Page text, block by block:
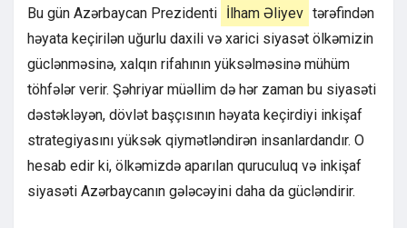
Bu gün Azərbaycan Prezidenti İlham Əliyev tərəfindən
həyata keçirilən uğurlu daxili və xarici siyasət ölkəmizin
güclənməsinə, xalqın rifahının yüksəlməsinə mühüm
töhfələr verir. Şəhriyar müəllim də hər zaman bu siyasəti
dəstəkləyən, dövlət başçısının həyata keçirdiyi inkişaf
strategiyasını yüksək qiymətləndirən insanlardandır. O
hesab edir ki, ölkəmizdə aparılan quruculuq və inkişaf
siyasəti Azərbaycanın gələcəyini daha da gücləndirir.